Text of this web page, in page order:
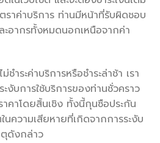
ราค่าบริการ ท่านมีหน้าที่รับผิดชอบ
ะอากรทั้งหมดนอกเหนือจากค่า
ำระค่าบริการหรือชำระล่าช้า เรา
งับการใช้บริการของท่านชั่วคราว
าคาโดยสิ้นเชิง ทั้งนี้กุนซือประกัน
นความเสียหายที่เกิดจากการระงับ
ตุดังกล่าว